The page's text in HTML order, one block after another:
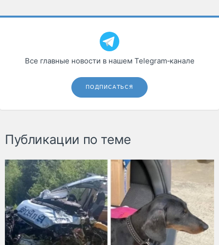
Все главные новости в нашем Telegram‑канале
ПОДПИСАТЬСЯ
Публикации по теме